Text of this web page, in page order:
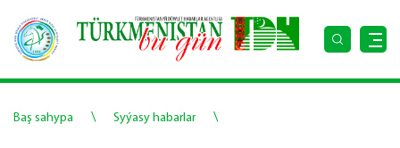
Baş sahypa \ Syýasy habarlar \